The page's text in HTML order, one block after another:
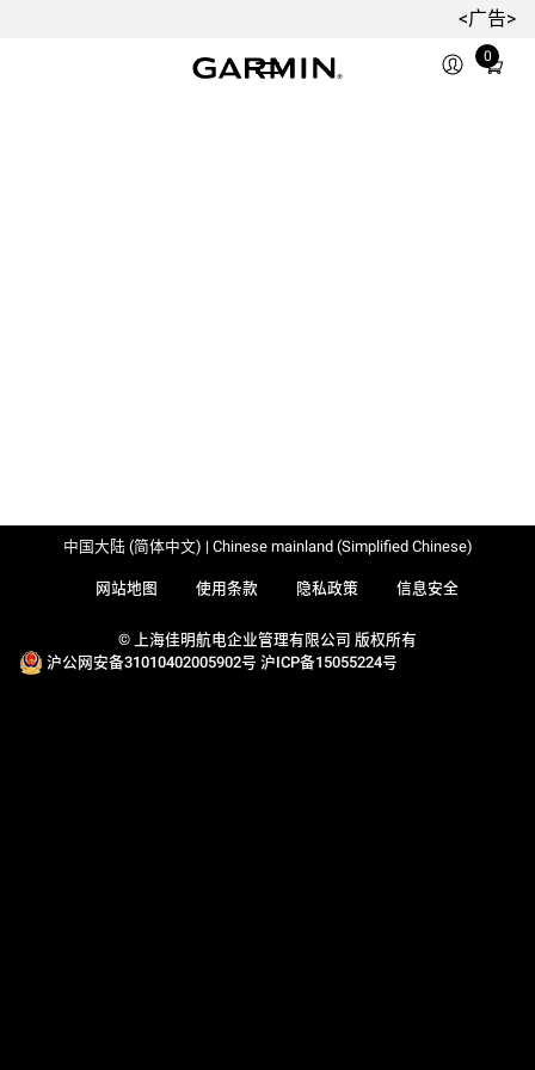
<广告>
0
Total
© 上海佳明航电企业管理有限公司 版权所有
沪公网安备31010402005902号 沪ICP备15055224号
网站地图 使用条款 隐私政策 信息安全
中国大陆 (简体中文) | Chinese mainland (Simplified Chinese)